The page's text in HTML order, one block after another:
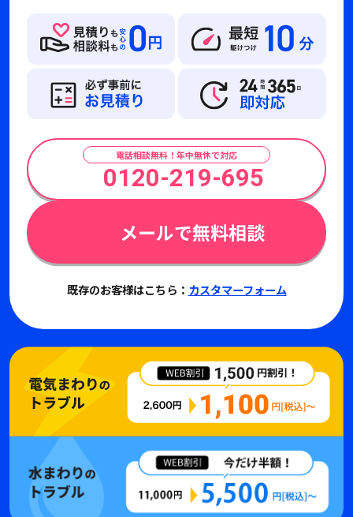
電話相談無料！年中無休で対応
0120-219-695
メールで無料相談
既存のお客様はこちら： カスタマーフォーム